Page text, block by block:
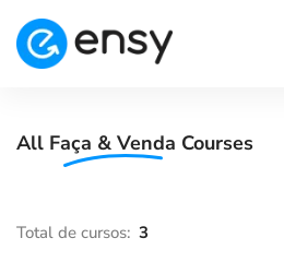
All Faça & Venda Courses